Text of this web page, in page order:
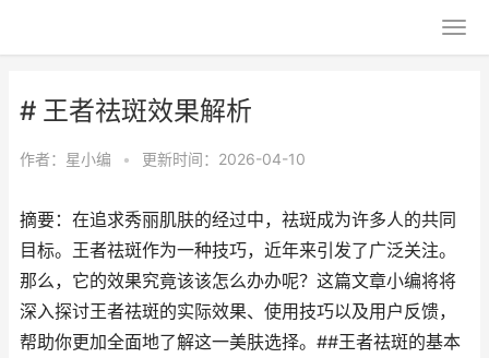
# 王者祛斑效果解析
作者： 星小编 • 更新时间：2026-04-10
摘要：在追求秀丽肌肤的经过中，祛斑成为许多人的共同
目标。王者祛斑作为一种技巧，近年来引发了广泛关注。
那么，它的效果究竟该该怎么办办呢？这篇文章小编将将
深入探讨王者祛斑的实际效果、使用技巧以及用户反馈，
帮助你更加全面地了解这一美肤选择。##王者祛斑的基本